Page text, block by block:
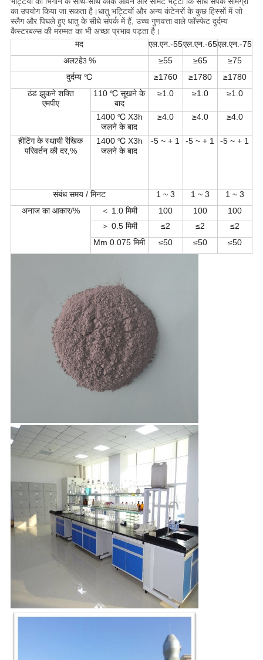
का उपयोग किया जा सकता है।धातु भट्टियों और अन्य कंटेनरों के कुछ हिस्सों में जो
स्लैग और पिघले हुए धातु के सीधे संपर्क में हैं, उच्च गुणवत्ता वाले फॉस्फेट दुर्दम्य
कैस्टरबल्स की मरम्मत का भी अच्छा प्रभाव पड़ता है।
मद
एल.एन.-55एल.एन.-65एल.एन.-75
अल2हे3 % ≥55 ≥65
≥75
दुर्दम्य ℃
≥1760 ≥1780
≥1780
ठंड झुकने शक्ति
एमपीए
110 ℃ सूखने के
बाद
≥1.0 ≥1.0 ≥1.0
1400 ℃ X3h
जलने के बाद
≥4.0 ≥4.0 ≥4.0
हीटिंग के स्थायी रैखिक
परिवर्तन की दर,%
1400 ℃ X3h
जलने के बाद
-5 ~ + 1 -5 ~ + 1 -5 ~ + 1
संबंध समय / मिनट 1 ~ 3 1 ~ 3
1 ~ 3
अनाज का आकार/%
＜ 1.0 मिमी 100 100
100
＞ 0.5 मिमी
≤2 ≤2
≤2
Mm 0.075 मिमी
≤50 ≤50 ≤50